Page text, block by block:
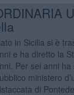
in Sicilia si è
e ha diretto la
Per sei anni
ministero
di